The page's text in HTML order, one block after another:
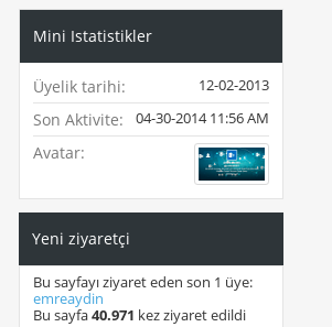
Mini Istatistikler
Üyelik tarihi 12-02-2013
Son Aktivite 04-30-201411:56 AM
Avatar
Yeni ziyaretçi
Bu sayfayı ziyaret eden son 1 üye:
emreaydin
Bu sayfa40.971 kez ziyaret edildi